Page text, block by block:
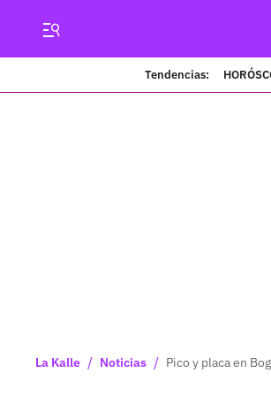
Tendencias:
La Kalle / Noticias / Pico y placa en